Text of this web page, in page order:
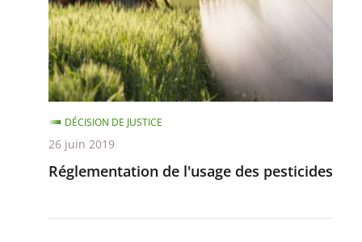
des
pesticides
Réglementation de l'usage des pesticides
DÉCISION DE JUSTICE
26 juin 2019